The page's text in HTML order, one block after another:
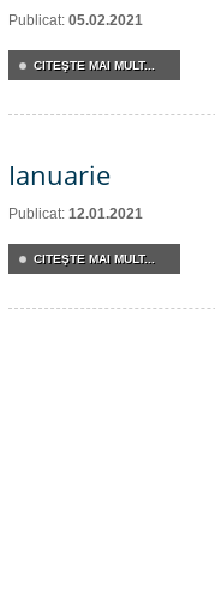
Publicat: 05.02.2021
CITEŞTE MAI MULT...
Ianuarie
Publicat: 12.01.2021
CITEŞTE MAI MULT...